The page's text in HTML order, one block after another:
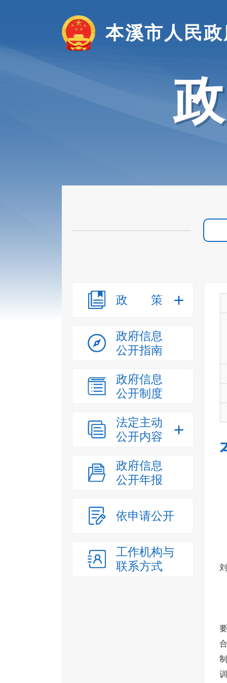
本溪市人民
政策
政府信息
公开指南
政府信息
公开制度
法定主动
公开内容
政府信息
公开年报
依申请公开
工作机构与
联系方式